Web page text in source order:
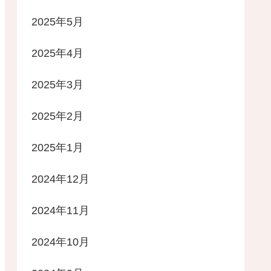
2025年5月
2025年4月
2025年3月
2025年2月
2025年1月
2024年12月
2024年11月
2024年10月